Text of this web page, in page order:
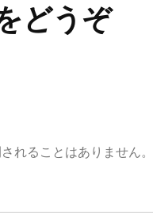
どうぞ
れることはありません。